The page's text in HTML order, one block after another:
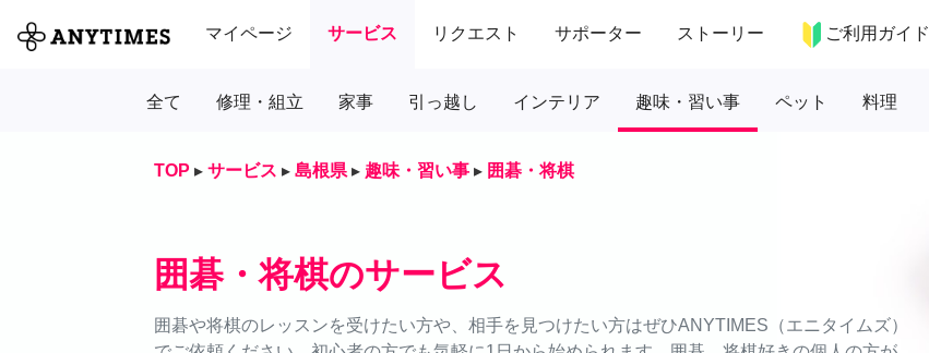
マイページ サービス リクエスト サポーター ストーリー ご利用ガイド
全て 修理・組立 家事 引っ越し インテリア 趣味・習い事 ペット 料理
TOP ▸ サービス ▸ 島根県 ▸ 趣味・習い事 ▸ 囲碁・将棋
囲碁・将棋のサービス
囲碁や将棋のレッスンを受けたい方や、相手を見つけたい方はぜひANYTIMES（エニタイムズ）